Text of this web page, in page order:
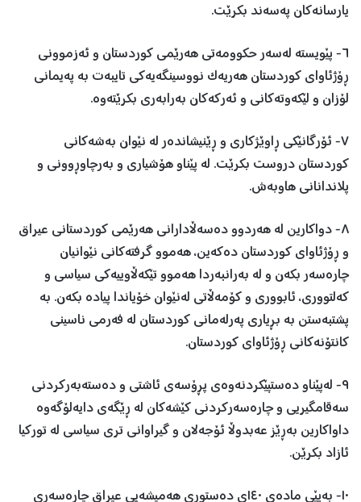
یارسانەکان پەسەند بکرێت.
٦- پێویستە لەسەر حکوومەتی ھەرێمی کوردستان و ئەزموونی
ڕۆژئاوای کوردستان ھەریەک نووسینگەیەکی تایبەت بە پەیمانی
لۆزان و لێکەوتەکانی و ئەرکەکان بەرابەری بکرێتەوە.
٧- ئۆرگانێکی ڕاوێژکاری و ڕێنیشاندەر لە نێوان بەشەکانی
کوردستان دروست بکرێت. لە پێناو ھۆشیاری و بەرچاوڕوونی و
پلاندانانی ھاوبەش.
٨- دواکارین لە ھەردوو دەسەڵادارانی ھەرێمی کوردستانی عیراق
و ڕۆژئاوای کوردستان دەکەین، ھەموو گرفتەکانی نێوانیان
چارەسەر بکەن و لە بەرانبەردا ھەموو تێکەڵاوییەکی سیاسی و
کەلتووری، ئابووری و کۆمەڵاتی لەنێوان خۆیاندا پیادە بکەن. بە
پشتبەستن بە بڕیاری پەرلەمانی کوردستان لە فەرمی ناسینی
کانتۆنەکانی ڕۆژئاوای کوردستان.
٩- لەپێناو دەستپێکردنەوەی پڕۆسەی ئاشتی و دەستەبەرکردنی
سەقامگیریی و چارەسەرکردنی کێشەکان لە ڕێگەی دایەلۆگەوە
داواکارین بەڕێز عەبدوڵا ئۆجەلان و گیراوانی تری سیاسی لە تورکیا
ئازاد بکرێن.
١٠- بەپێی مادەی ١٤٠ی دەستوری ھەمیشەیی عیراق چارەسەری